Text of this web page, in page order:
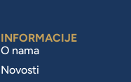
INFORMACIJE
O nama
Novosti